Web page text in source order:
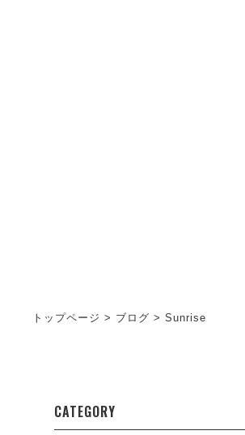
トップページ > ブログ >Sunrise
CATEGORY